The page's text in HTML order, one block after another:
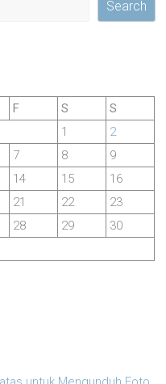
Search
F S
S
1
2
7 8
9
14 15
16
21 22
23
28 29
30